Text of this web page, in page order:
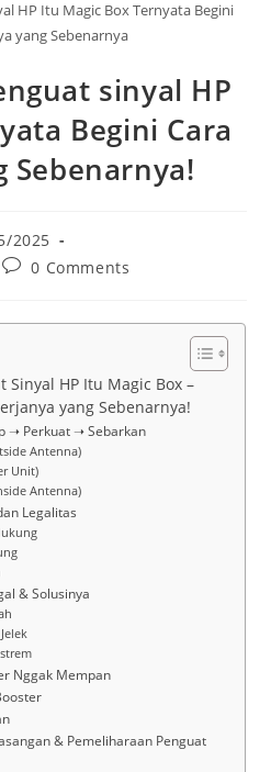
HP Itu Magic Box Ternyata Begini
yang Sebenarnya
sinyal HP
Begini Cara
Sebenarnya!
2025
Post0 Comments
Sinyal HP Itu Magic Box –
yang Sebenarnya!
➝ Perkuat ➝ Sebarkan
Antenna)
Unit)
Antenna)
Legalitas
& Solusinya
Nggak Mempan
& Pemeliharaan Penguat